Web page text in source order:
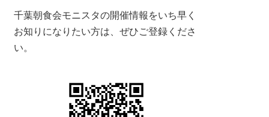
千葉朝食会モニスタの開催情報をいち早く
お知りになりたい方は、ぜひご登録くださ
い。